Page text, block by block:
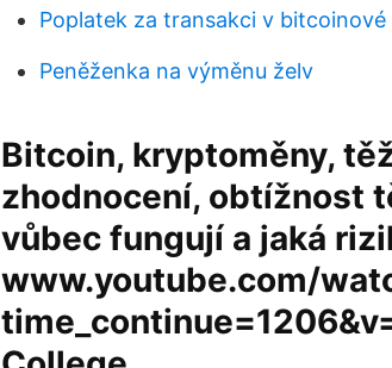
Poplatek za transakci v bitcoinové
Peněženka na výměnu želv
Bitcoin, kryptoměny,
zhodnocení, obtížnost
vůbec fungují a jaká
www.youtube.com/